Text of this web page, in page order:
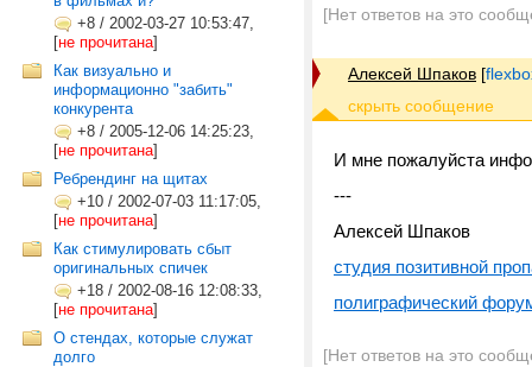
+8 / 2002-03-27 10:53:47,
[не прочитана]
Как визуально и
информационно "забить"
конкурента
+8 / 2005-12-06 14:25:23,
[не прочитана]
Ребрендинг на щитах
+10 / 2002-07-03 11:17:05,
[не прочитана]
Как стимулировать сбыт
оригинальных спичек
+18 / 2002-08-16 12:08:33,
[не прочитана]
О стендах, которые служат
долго
[Нет ответов на это
Алексей Шпаков [
И мне пожалуйста
---
Алексей Шпаков
студия позитивной
полиграфический
[Нет ответов на это